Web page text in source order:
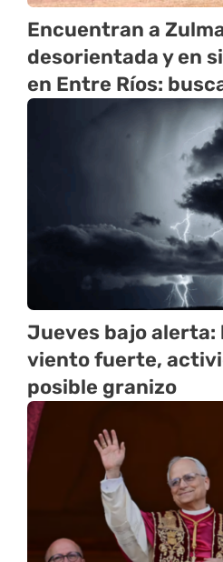
Encuentran a
desorientada y en
en Entre Ríos:
Jueves bajo alerta:
viento fuerte,
posible granizo